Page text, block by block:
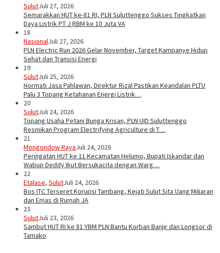
SulutJuli 27, 2026
Semarakkan HUT ke-81 RI, PLN Suluttenggo Sukses Tingkatkan
Daya Listrik PT J RBM ke 10 Juta VA
18
NasionalJuli 27, 2026
PLN Electric Run 2026 Gelar November, Target Kampanye Hidup
Sehat dan Transisi Energi
19
SulutJuli 25, 2026
Hormati Jasa Pahlawan, Direktur Rizal Pastikan Keandalan PLTU
Palu 3 Topang Ketahanan Energi Listrik…
20
SulutJuli 24, 2026
Topang Usaha Petani Bunga Krisan, PLN UID Suluttenggo
Resmikan Program Electrifying Agriculture di T…
21
Mongondow RayaJuli 24, 2026
Peringatan HUT ke 11 Kecamatan Helumo, Bupati Iskandar dan
Wabup Deddy Ikut Bersukacita dengan Warg…
22
Etalase, SulutJuli 24, 2026
Bos ITC Terseret Korupsi Tambang, Kejati Sulut Sita Uang Miliaran
dan Emas di Rumah JA
23
SulutJuli 23, 2026
Sambut HUT RI ke 81 YBM PLN Bantu Korban Banjir dan Longsor di
Tamako